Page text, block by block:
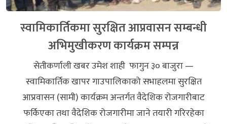
स्वामिकार्तिकमा सुरक्षित आप्रवासन सम्बन्धी
अभिमुखीकरण कार्यक्रम सम्पन्न
सेतीकर्णाली खबर उमेश शाही फागुन ३० बाजुरा —
स्वामिकार्तिक खापर गाउपालिकाको सभाहलमा सुरक्षित
आप्रवासन (सामी) कार्यक्रम अन्तर्गत वैदेशिक रोजगारीबाट
फर्किएका तथा वैदेशिक रोजगारीमा जाने तयारी गरिरहेका